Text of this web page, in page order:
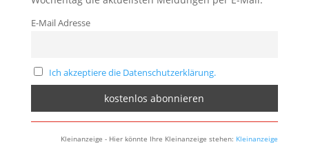
E-Mail Adresse
Ich akzeptiere die Datenschutzerklärung.
Kleinanzeige - Hier könnte Ihre Kleinanzeige stehen: Kleinanzeige